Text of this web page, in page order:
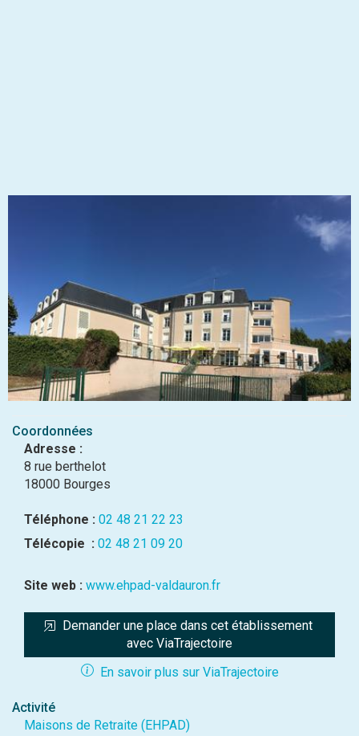
Coordonnées
Adresse :
8 rue berthelot
18000 Bourges
Téléphone : 02 48 21 22 23
Télécopie : 02 48 21 09 20
Site web : www.ehpad-valdauron.fr
Demander une place dans cet établissement
avec ViaTrajectoire
En savoir plus sur ViaTrajectoire
Activité
Maisons de Retraite (EHPAD)